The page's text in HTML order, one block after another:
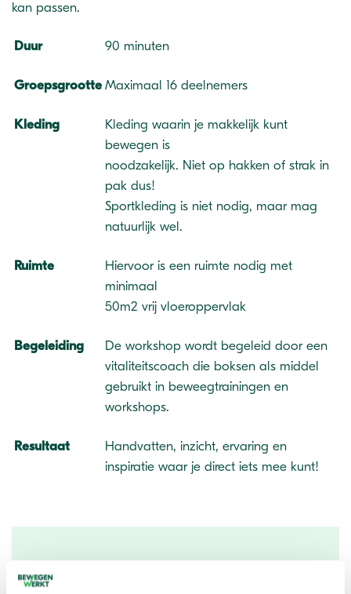
kan passen.
Duur 90 minuten
Groepsgrootte Maximaal 16 deelnemers
Kleding
Kleding waarin je makkelijk kunt
bewegen is
noodzakelijk. Niet op hakken of strak in
pak dus!
Sportkleding is niet nodig, maar mag
natuurlijk wel.
Ruimte
Hiervoor is een ruimte nodig met
minimaal
50m2 vrij vloeroppervlak
Begeleiding
De workshop wordt begeleid door een
vitaliteitscoach die boksen als middel
gebruikt in beweegtrainingen en
workshops.
Resultaat
Handvatten, inzicht, ervaring en
inspiratie waar je direct iets mee kunt!